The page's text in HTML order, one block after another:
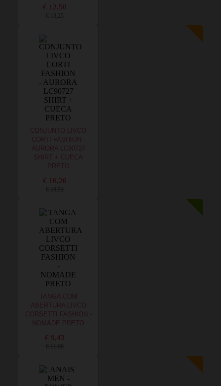
€ 12,50
€ 13,25
CONJUNTO LIVCO
CORTI FASHION -
AURORA LC90727
SHIRT + CUECA
PRETO
€ 16,26
€ 19,51
TANGA COM
ABERTURA LIVCO
CORSETTI FASHION -
NOMADE PRETO
€ 9,43
€ 11,00